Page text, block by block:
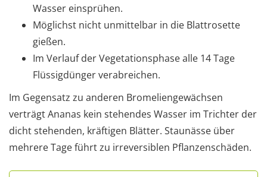
Wasser einsprühen.
Möglichst nicht unmittelbar in die Blattrosette
gießen.
Im Verlauf der Vegetationsphase alle 14 Tage
Flüssigdünger verabreichen.
Im Gegensatz zu anderen Bromeliengewächsen
verträgt Ananas kein stehendes Wasser im Trichter der
dicht stehenden, kräftigen Blätter. Staunässe über
mehrere Tage führt zu irreversiblen Pflanzenschäden.